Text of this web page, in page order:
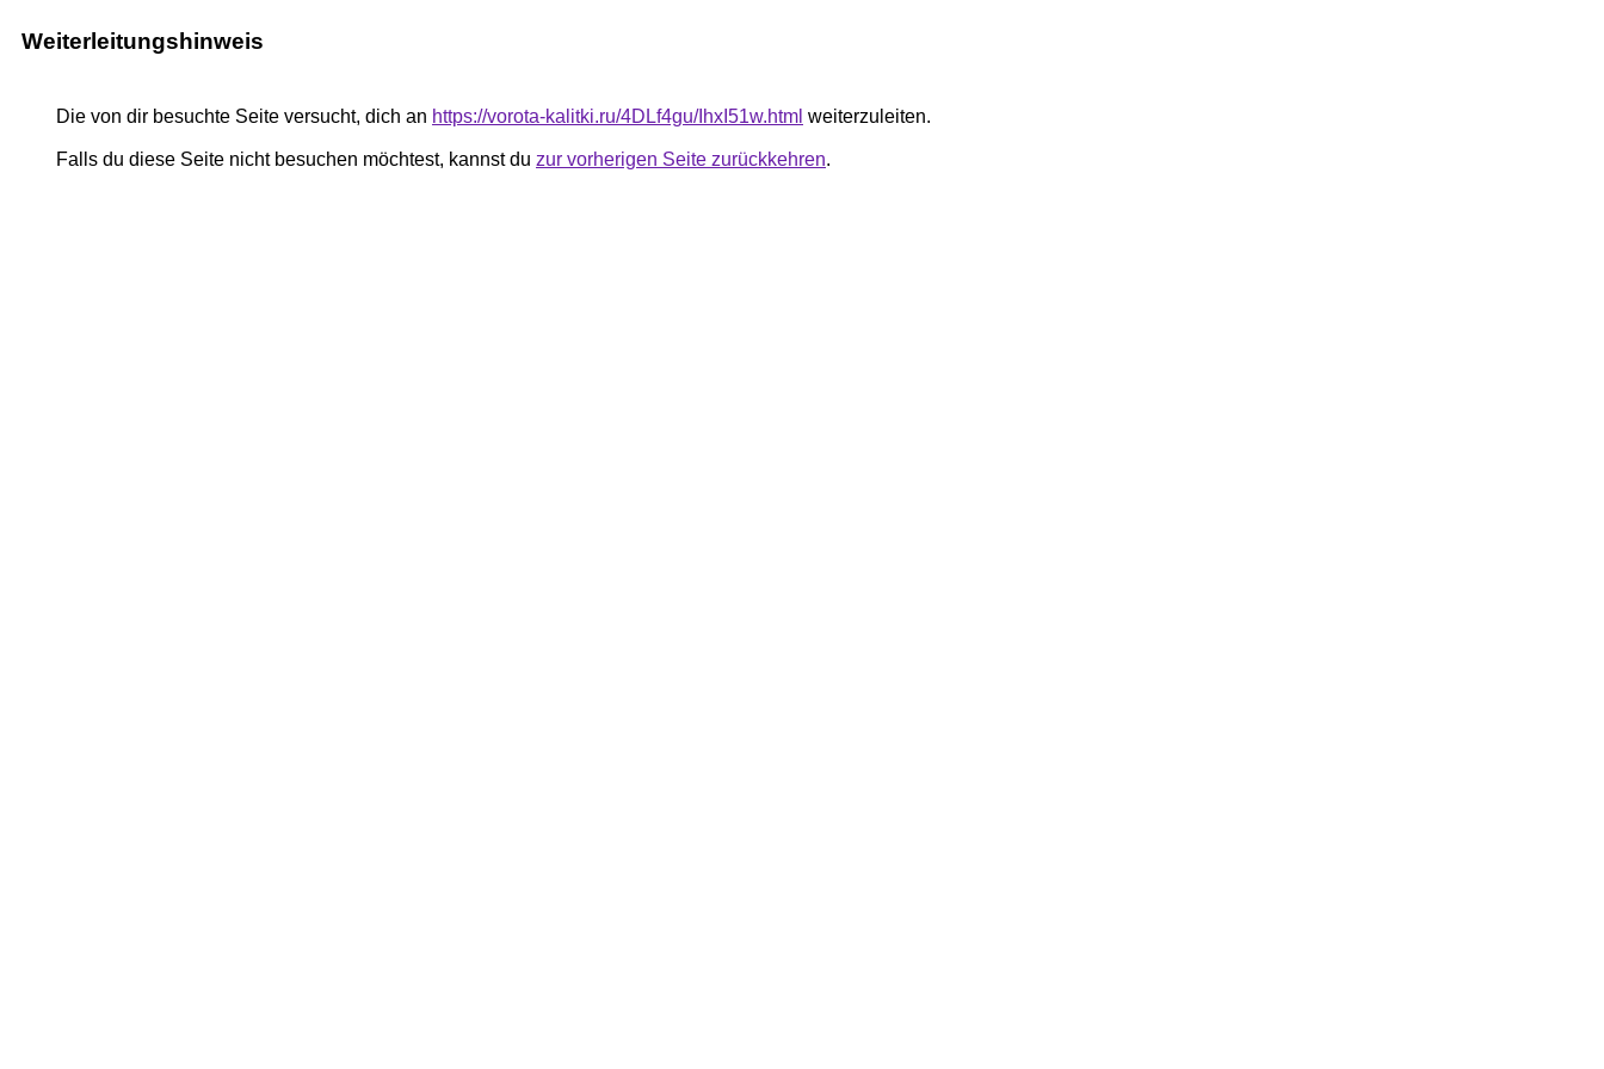
Weiterleitungshinweis
Die von dir besuchte Seite versucht, dich an https://vorota-kalitki.ru/4DLf4gu/IhxI51w.html weiterzuleiten.
Falls du diese Seite nicht besuchen möchtest, kannst du zur vorherigen Seite zurückkehren.